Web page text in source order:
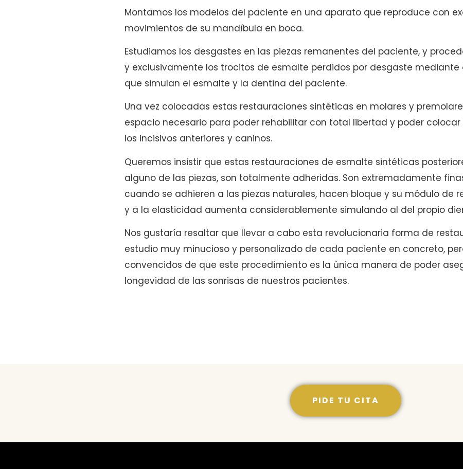
Montamos los modelos del paciente en una aparato que reproduce con
movimientos de su mandíbula en boca.
Estudiamos los desgastes en las piezas remanentes del paciente, y
y exclusivamente los trocitos de esmalte perdidos por desgaste
que simulan el esmalte y la dentina del paciente.
Una vez colocadas estas restauraciones sintéticas en molares y
espacio necesario para poder rehabilitar con total libertad y poder
los incisivos anteriores y caninos.
Queremos insistir que estas restauraciones de esmalte sintéticas
alguno de las piezas, son totalmente adheridas. Son extremadamente
cuando se adhieren a las piezas naturales, hacen bloque y su módulo de
y a la elasticidad aumenta considerablemente simulando al del propio
Nos gustaría resaltar que llevar a cabo esta revolucionaria forma de
estudio muy minucioso y personalizado de cada paciente en concreto,
convencidos de que este procedimiento es la única manera de poder
longevidad de las sonrisas de nuestros pacientes.
PIDE TU CITA